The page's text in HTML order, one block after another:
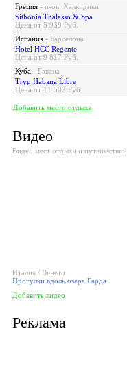
Греция - п-ов. Халкидики
Sithonia Thalasso & Spa
Цена от 5 939 Руб.
Испания - Барселона
Hotel HCC Regente
Цена от 9 817 Руб.
Куба - Гавана
Tryp Habana Libre
Цена от 11 502 Руб.
Добавить место отдыха
Видео
Видео мест отдыха и путешествий
Италия / Венето
Прогулки вдоль озера Гарда
Добавить видео
Реклама